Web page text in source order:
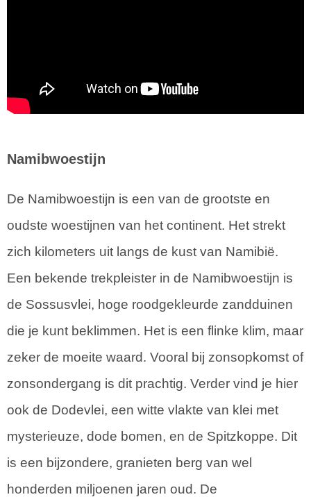
Namibwoestijn
De Namibwoestijn is een van de grootste en
oudste woestijnen van het continent. Het strekt
zich kilometers uit langs de kust van Namibië.
Een bekende trekpleister in de Namibwoestijn is
de Sossusvlei, hoge roodgekleurde zandduinen
die je kunt beklimmen. Het is een flinke klim, maar
zeker de moeite waard. Vooral bij zonsopkomst of
zonsondergang is dit prachtig. Verder vind je hier
ook de Dodevlei, een witte vlakte van klei met
mysterieuze, dode bomen, en de Spitzkoppe. Dit
is een bijzondere, granieten berg van wel
honderden miljoenen jaren oud. De